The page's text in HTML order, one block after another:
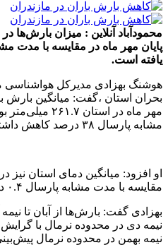
محمودآباد آنلاین : میزان بارش‌ها
یافته است.
هوشنگ بهزادی مدیرکل
بحران استان ،گفت: میانگین بارش
مهر ماه در
مشابه پارسال ۳۸ درصد کاهش داشته است.
مقایسه با مدت مشابه پارسال ۰.۴ درجه افزایش را نشان می‌دهخد
بهزادی گفت: بارش‌ها از آبان تا نیمه
نیمه دی در محدوده نرمال با گرایش
نیمه بهمن در محدوده نرمال